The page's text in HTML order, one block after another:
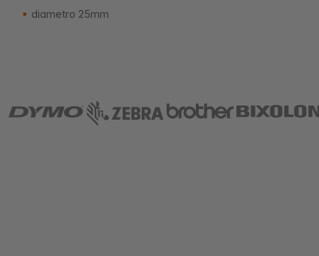
diametro 25mm